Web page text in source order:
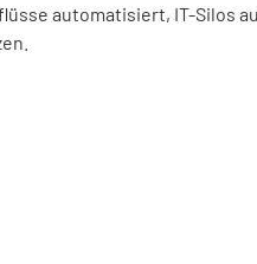
automatisiert, IT-Silos